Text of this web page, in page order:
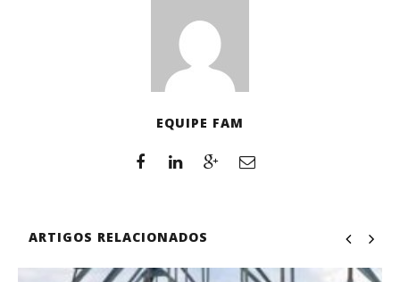
EQUIPE FAM
ARTIGOS RELACIONADOS